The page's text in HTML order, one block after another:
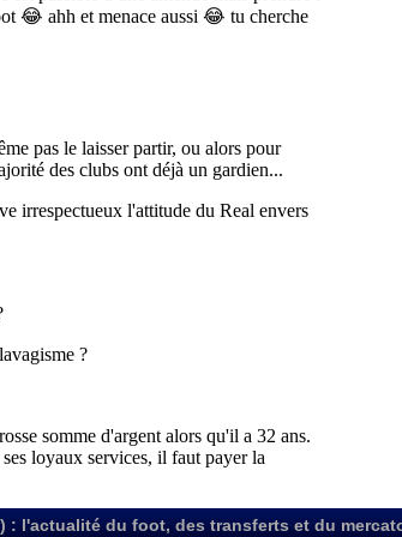
: l'actualité du foot, des transferts et du